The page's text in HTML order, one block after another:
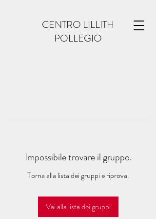
CENTRO LILLITH
POLLEGIO
Impossibile trovare il gruppo.
Torna alla lista dei gruppi e riprova.
Vai alla lista dei gruppi